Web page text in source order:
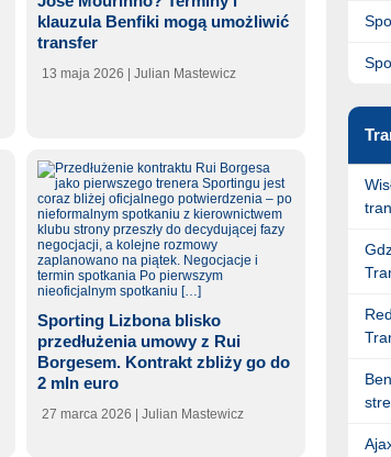
klauzula Benfiki mogą umożliwić
transfer
13 maja 2026 | Julian Mastewicz
Sporting Lizbona blisko
przedłużenia umowy z Rui
Borgesem. Kontrakt zbliży go do
2 mln euro
27 marca 2026 | Julian Mastewicz